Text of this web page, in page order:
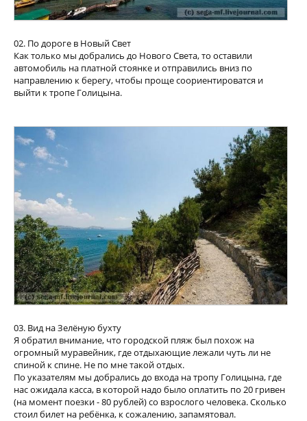
02. По дороге в Новый Свет
Как только мы добрались до Нового Света, то оставили
автомобиль на платной стоянке и отправились вниз по
направлению к берегу, чтобы проще соориентироватся и
выйти к тропе Голицына.
03. Вид на Зелёную бухту
Я обратил внимание, что городской пляж был похож на
огромный муравейник, где отдыхающие лежали чуть ли не
спиной к спине. Не по мне такой отдых.
По указателям мы добрались до входа на тропу Голицына, где
нас ожидала касса, в которой надо было оплатить по 20 гривен
(на момент поезки - 80 рублей) со взрослого человека. Сколько
стоил билет на ребёнка, к сожалению, запамятовал.